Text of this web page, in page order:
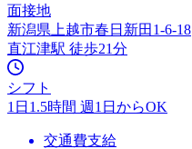
面接地
新潟県上越市春日新田1-6-18
直江津駅 徒歩21分
シフト
1日1.5時間 週1日からOK
交通費支給